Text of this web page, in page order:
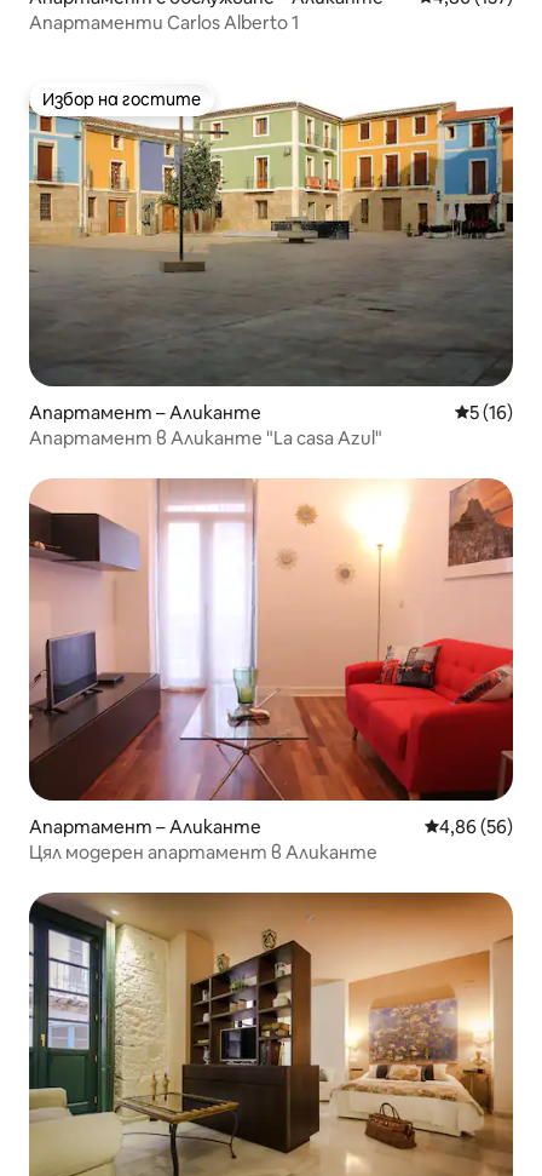
Апартаменти Carlos Alberto 1
Избор на гостите
Избор на гостите
Апартамент – Аликанте Средна
5 (16)
Апартамент в Аликанте "La casa Azul"
Апартамент – Аликанте Средна
4,86 (56)
Цял модерен апартамент в Аликанте